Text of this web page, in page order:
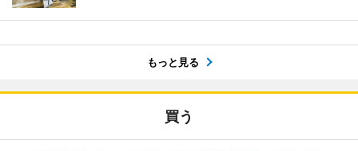
もっと見る
買う